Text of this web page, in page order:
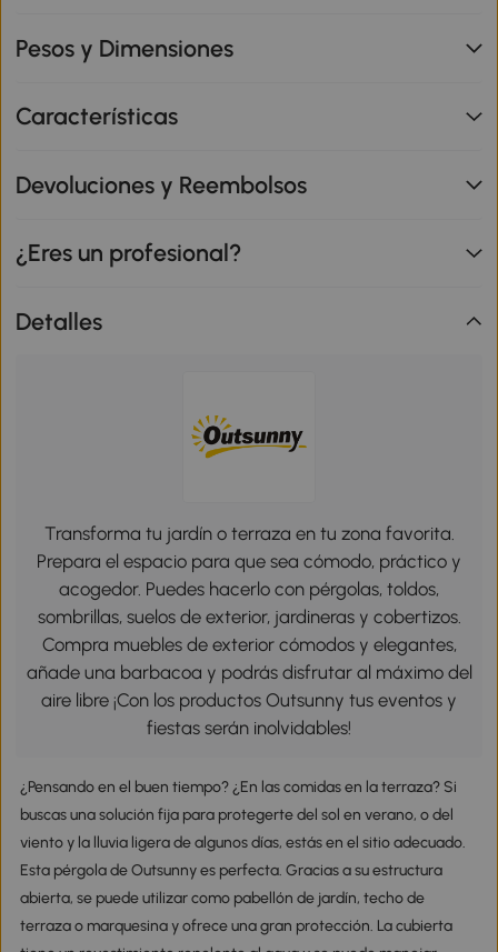
Pesos y Dimensiones
Características
Devoluciones y Reembolsos
¿Eres un profesional?
Detalles
Transforma tu jardín o terraza en tu zona favorita.
Prepara el espacio para que sea cómodo, práctico y
acogedor. Puedes hacerlo con pérgolas, toldos,
sombrillas, suelos de exterior, jardineras y cobertizos.
Compra muebles de exterior cómodos y elegantes,
añade una barbacoa y podrás disfrutar al máximo del
aire libre ¡Con los productos Outsunny tus eventos y
fiestas serán inolvidables!
¿Pensando en el buen tiempo? ¿En las comidas en la terraza? Si
buscas una solución fija para protegerte del sol en verano, o del
viento y la lluvia ligera de algunos días, estás en el sitio adecuado.
Esta pérgola de Outsunny es perfecta. Gracias a su estructura
abierta, se puede utilizar como pabellón de jardín, techo de
terraza o marquesina y ofrece una gran protección. La cubierta